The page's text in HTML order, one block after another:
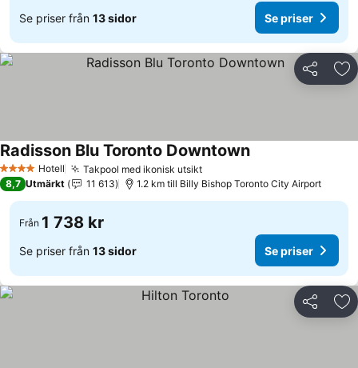
Se priser från 13 sidor Se priser
Dela
4 StjärnorHotell Takpool med ikonisk utsikt
Radisson Blu Toronto Downtown
8,7 Utmärkt 11 613 1.2 km till Billy Bishop Toronto City Airport
Från 1 738 kr
Se priser från 13 sidor Se priser
Dela